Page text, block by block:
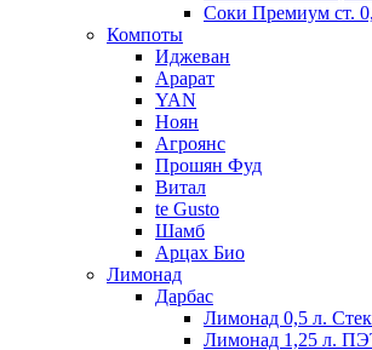
Соки Премиум ст.
Компоты
Иджеван
Арарат
YAN
Ноян
Агроянс
Прошян Фуд
Витал
te Gusto
Шамб
Арцах Био
Лимонад
Дарбас
Лимонад 0,5 л.
Лимонад 1,25 л.